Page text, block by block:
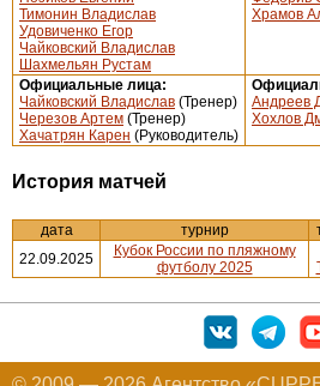
Тимонин Владислав
Удовиченко Егор
Чайковский Владислав
Шахмельян Рустам
Храмов
Официальные лица:
Чайковский Владислав (Тренер)
Черезов Артем (Тренер)
Хачатрян Карен (Руководитель)
Андреев
Хохлов
История матчей
дата турнир
22.09.2025
Кубок России по пляжному
футболу 2025